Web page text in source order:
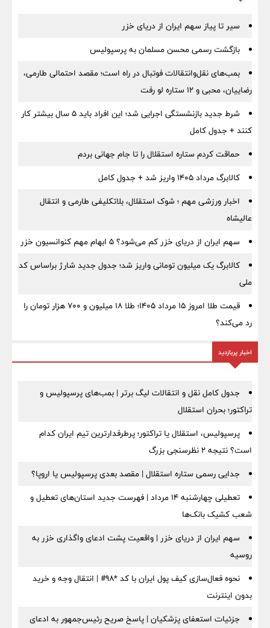
سیر تا پیاز سهم ایران از دریای خزر
بازگشت رسمی محسن مسلمان به پرسپولیس
بمب‌های نقل‌وانتقالات فوتبال در راه است؛ مقصد احتمالی طارمی،
رضاییان، محبی و ۱۲ ستاره لو رفت
شرط جدید بازنشستگی اجرایی شد؛ این افراد باید ۵ سال بیشتر کار
کنند + جدول کامل
حماقت کردم ستاره استقلال را تا جام جهانی بردم
کالابرگ مرداد ۱۴۰۵ واریز شد + جدول کامل
اخبار ورزشی مهم ؛ شوک استقلال، بلاتکلیفی طارمی و انتقال
عالیشاه
سهم ایران از دریای خزر کم می‌شود؟ ۵ ابهام مهم کنوانسیون خزر
کالابرگ یک میلیون تومانی واریز شد؛ جدول جدید شارژ براساس کد
ملی
قیمت طلا امروز ۱۵ مرداد ۱۴۰۵؛ طلا ۱۸ میلیون و ۷۰۰ هزار تومان را
رد می‌کند؟
اخبار پربازدید
جدول کامل نقل و انتقالات لیگ برتر | بمب‌های پرسپولیس و
تراکتور؛ بحران استقلال
پرسپولیس، استقلال یا تراکتور؛ پرطرفدارترین تیم ایران کدام
است؟ نتیجه ۲ نظرسنجی بزرگ
جدایی رسمی ستاره استقلال | مقصد بعدی پرسپولیس یا اروپا؟
تعطیلی چهارشنبه ۱۴ مرداد | فهرست جدید استان‌های تعطیل و
شعب کشیک بانک‌ها
سهم ایران از دریای خزر | واقعیت پشت ادعای واگذاری خزر به
روسیه
نحوه فعال‌سازی کیف پول ایران با کد *98# | انتقال وجه و خرید
بدون اینترنت
جزئیات استعفای پزشکیان | پاسخ صریح رئیس‌جمهور به ادعای